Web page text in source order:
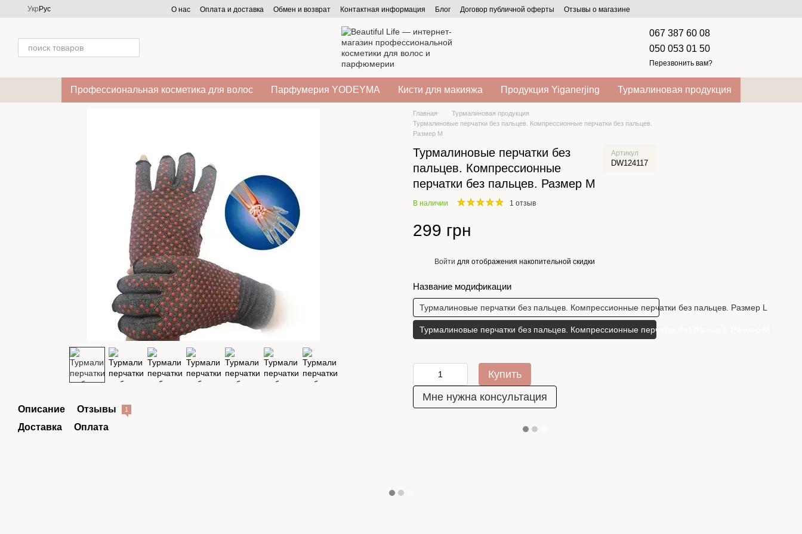
Перейти к основному контенту
Укр Рус О нас Оплата и доставка Обмен и возврат Контактная информация Блог Договор публичной оферты Отзывы о магазине
067 387 60 08
050 053 01 50
Перезвонить вам?
Профессиональная косметика для волос Парфумерия YODEYMA Кисти для макияжа Продукция Yiganerjing Турмалиновая продукция
Описание Отзывы 1
Доставка Оплата
Главная
Турмалиновая продукция
Турмалиновые перчатки без пальцев. Компрессионные перчатки без пальцев.
Размер M
Турмалиновые перчатки без
пальцев. Компрессионные
перчатки без пальцев. Размер M
Артикул
DW124117
В наличии 1 отзыв
299 грн
Войти для отображения накопительной скидки
Название модификации
Турмалиновые перчатки без пальцев. Компрессионные перчатки без пальцев. Размер L
Турмалиновые перчатки без пальцев. Компрессионные перчатки без пальцев. Размер M
Купить
Мне нужна консультация